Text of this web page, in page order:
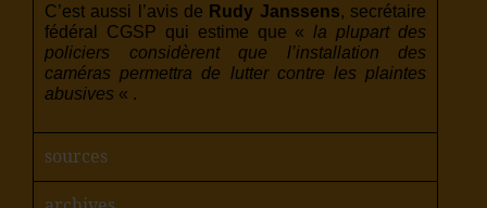
C’est aussi l’avis de Rudy Janssens, secrétaire
fédéral CGSP qui estime que «la plupart des
policiers considèrent que l’installation des
caméras permettra de lutter contre les plaintes
abusives « .
sources